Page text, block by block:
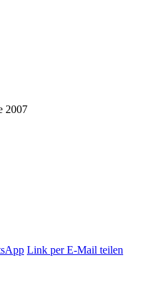
2007
Link per E-Mail teilen